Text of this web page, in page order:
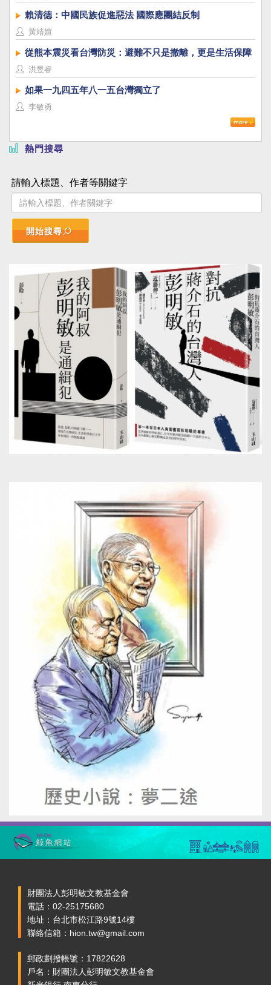
賴清德：中國民族促進惡法 國際應團結反制
黃靖媗
從熊本震災看台灣防災：避難不只是撤離，更是生活保障
洪昱睿
如果一九四五年八一五台灣獨立了
李敏勇
熱門搜尋
請輸入標題、作者等關鍵字
開始搜尋
財團法人彭明敏文教基金會
電話：02-25175680
地址：台北市松江路9號14樓
聯絡信箱：hion.tw@gmail.com
郵政劃撥帳號：17822628
戶名：財團法人彭明敏文教基金會